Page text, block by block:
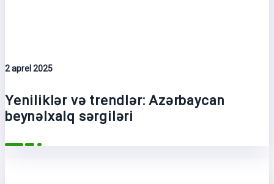
2 aprel 2025
Yeniliklər və trendlər: Azərbaycan
beynəlxalq sərgiləri